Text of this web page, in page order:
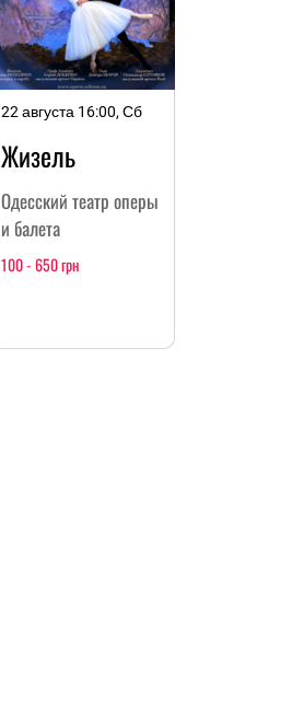
22 августа 16:00, Сб
Жизель
Одесский театр оперы
и балета
100 - 650 грн